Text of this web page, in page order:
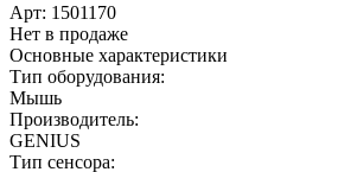
Арт: 1501170
Нет в продаже
Основные характеристики
Тип оборудования:
Мышь
Производитель:
GENIUS
Тип сенсора: